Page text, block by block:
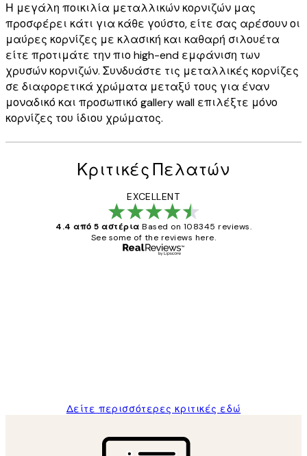
Η μεγάλη ποικιλία μεταλλικών κορνιζών μας
προσφέρει κάτι για κάθε γούστο, είτε σας αρέσουν οι
μαύρες κορνίζες με κλασική και καθαρή σιλουέτα
είτε προτιμάτε την πιο high-end εμφάνιση των
χρυσών κορνιζών. Συνδυάστε τις μεταλλικές κορνίζες
σε διαφορετικά χρώματα μεταξύ τους για έναν
μοναδικό και προσωπικό gallery wall επιλέξτε μόνο
κορνίζες του ίδιου χρώματος.
Κριτικές Πελατών
EXCELLENT
4.4 από 5 αστέρια Based on 108345 reviews.
See some of the reviews here.
Δείτε περισσότερες κριτικές εδώ